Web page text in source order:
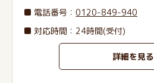
電話番号 ：0120-849-940
対応時間：24時間(受付)
詳細を見る